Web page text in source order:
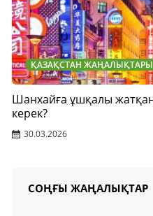
ҚАЗАҚСТАН ЖАҢАЛЫҚТАРЫ
Шанхайға ұшқалы
керек?
30.03.2026
СОҢҒЫ ЖАҢАЛЫҚТАР